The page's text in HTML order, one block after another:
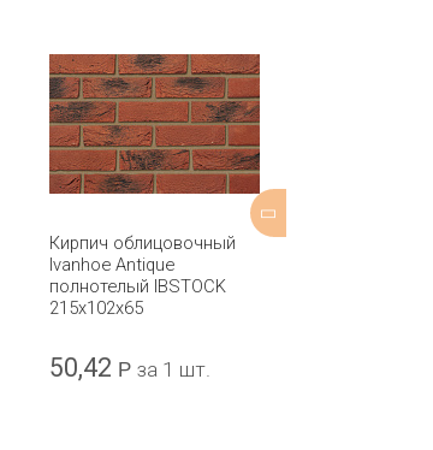
Кирпич облицовочный
Ivanhoe Antique
полнотелый IBSTOCK
215x102x65
50,42 Р за 1 шт.